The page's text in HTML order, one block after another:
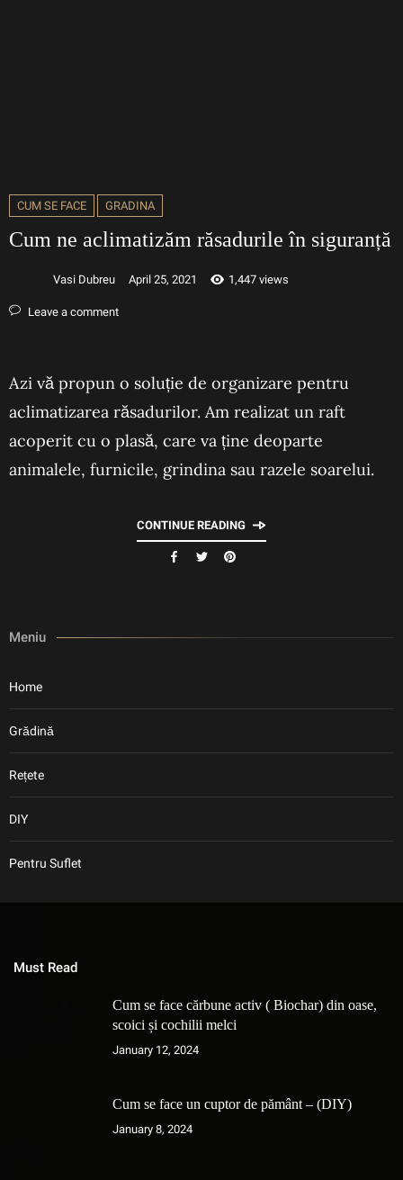
CUM SE FACE GRADINA
Cum ne aclimatizăm răsadurile în siguranță
Vasi Dubreu April 25, 2021 1,447 views
Leave a comment
Azi vă propun o soluție de organizare pentru
aclimatizarea răsadurilor. Am realizat un raft
acoperit cu o plasă, care va ține deoparte
animalele, furnicile, grindina sau razele soarelui.
CONTINUE READING
Meniu
Home
Grădină
Rețete
DIY
Pentru Suflet
Must Read
Cum se face cărbune activ ( Biochar) din oase,
scoici și cochilii melci
January 12, 2024
Cum se face un cuptor de pământ – (DIY)
January 8, 2024